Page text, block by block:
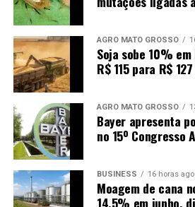
erros no cálculo da densidade.
“Se o solo for muito arenoso
dificuldades adicionais para
solo. Isso implica tempo de
coletas, encarecendo os custos de
processo fica moroso e exige
No laboratório, a massa de solo
secada e depois pesada em
a massa e ter o dado de
pesquisador.
AGRO MATO GROSSO
Soja sobe 10%
R$ 115 para R$
AGRO MATO GROSSO
Bayer apresenta
no 15º Congresso
BUSINESS 16 horas ago
Moagem de cana
14,5% em junho,